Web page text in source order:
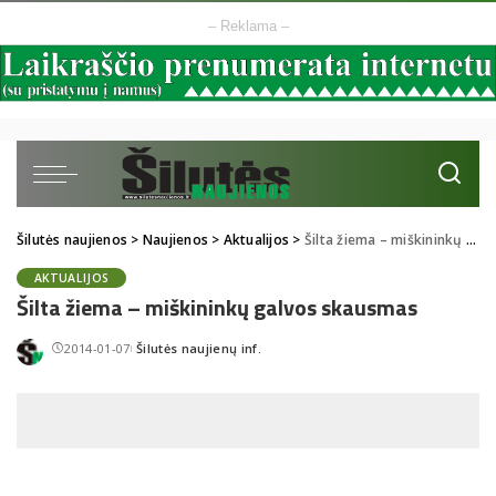
– Reklama –
Šilutės naujienos > Naujienos > Aktualijos > Šilta žiema – miškininkų galvos skausmas
AKTUALIJOS
Šilta žiema – miškininkų galvos skausmas
2014-01-07Posted
Šilutės naujienų inf.